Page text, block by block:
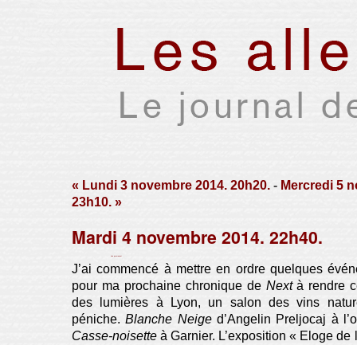
« Lundi 3 novembre 2014. 20h20. - Mercredi 5
23h10. »
Mardi 4 novembre 2014. 22h40.
J’ai commencé à mettre en ordre quelques
pour ma prochaine chronique de Nextà rendre
des lumières à Lyon, un salon des vins
péniche.Blanche Neiged’Angelin Preljocaj à
Casse-noisette à Garnier. L’exposition « Eloge